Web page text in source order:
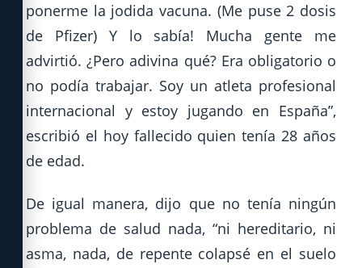
ponerme la jodida vacuna. (Me puse 2 dosis
de Pfizer) Y lo sabía! Mucha gente me
advirtió. ¿Pero adivina qué? Era obligatorio o
no podía trabajar. Soy un atleta profesional
internacional y estoy jugando en España”,
escribió el hoy fallecido quien tenía 28 años
de edad.
De igual manera, dijo que no tenía ningún
problema de salud nada, “ni hereditario, ni
asma, nada, de repente colapsé en el suelo